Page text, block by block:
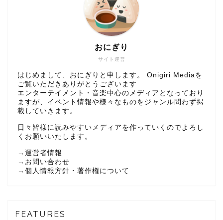
サイト運営
おにぎり
はじめまして、おにぎりと申します。 Onigiri Mediaを
ご覧いただきありがとうございます
エンターテイメント・音楽中心のメディアとなっており
ますが、イベント情報や様々なものをジャンル問わず掲
載していきます。
日々皆様に読みやすいメディアを作っていくのでよろし
くお願いいたします。
→ 運営者情報
→ お問い合わせ
→ 個人情報方針・著作権について
FEATURES